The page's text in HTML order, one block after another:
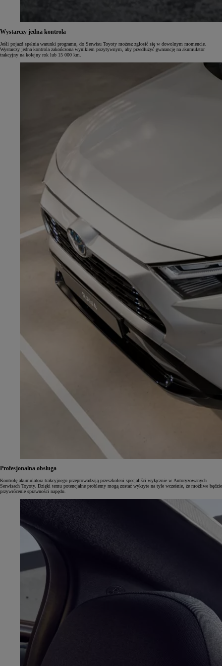
Wystarczy jedna kontrola
Jeśli pojazd spełnia warunki programu, do Serwisu Toyoty możesz zgłosić się w dowolnym momencie.
Wystarczy jedna kontrola zakończona wynikiem pozytywnym, aby przedłużyć gwarancję na akumulator
trakcyjny na kolejny rok lub 15 000 km.
Profesjonalna obsługa
Kontrolę akumulatora trakcyjnego przeprowadzają przeszkoleni specjaliści wyłącznie w Autoryzowanych
Serwisach Toyoty. Dzięki temu potencjalne problemy mogą zostać wykryte na tyle wcześnie, że możliwe będzie
przywrócenie sprawności napędu.